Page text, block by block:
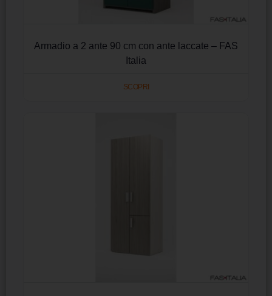
Armadio a 2 ante 90 cm con ante laccate – FAS
Italia
SCOPRI